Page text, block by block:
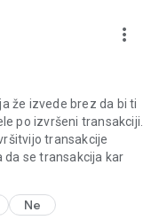
varnostnim
DH Denarnik zaradi
ki imajo
kodo.
preprost, več o njem
osebne-
na
more_vert
že izvede brez da bi ti
po izvršeni transakciji.
transakcije
da se transakcija kar
Ne